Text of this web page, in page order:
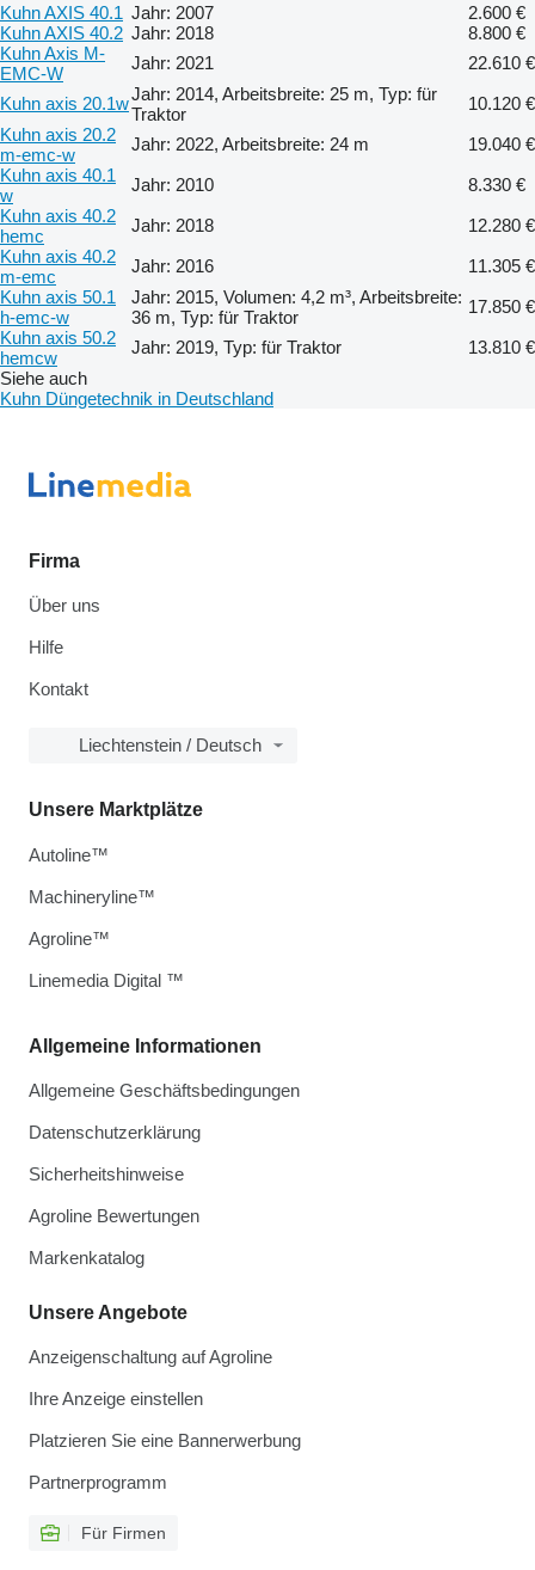
Kuhn AXIS 40.1 Jahr: 2007
2.600 €
Kuhn AXIS 40.2 Jahr: 2018
8.800 €
Kuhn Axis M-
EMC-W
Jahr: 2021
22.610 €
Kuhn axis 20.1wJahr: 2014, Arbeitsbreite: 25 m, Typ: für
Traktor
10.120 €
Kuhn axis 20.2
m-emc-w
Jahr: 2022, Arbeitsbreite: 24 m
19.040 €
Kuhn axis 40.1
w
Jahr: 2010
8.330 €
Kuhn axis 40.2
hemc
Jahr: 2018
12.280 €
Kuhn axis 40.2
m-emc
Jahr: 2016
11.305 €
Kuhn axis 50.1
h-emc-w
Jahr: 2015, Volumen: 4,2 m³, Arbeitsbreite:
36 m, Typ: für Traktor
17.850 €
Kuhn axis 50.2
hemcw
Jahr: 2019, Typ: für Traktor
13.810 €
Siehe auch
Kuhn Düngetechnik in Deutschland
Firma
Über uns
Hilfe
Kontakt
Liechtenstein / Deutsch
Allgemeine Informationen
Allgemeine Geschäftsbedingungen
Datenschutzerklärung
Sicherheitshinweise
Agroline Bewertungen
Markenkatalog
Unsere Angebote
Anzeigenschaltung auf Agroline
Ihre Anzeige einstellen
Platzieren Sie eine Bannerwerbung
Partnerprogramm
Für Firmen
Unsere Marktplätze
Autoline™
Machineryline™
Agroline™
Linemedia Digital ™